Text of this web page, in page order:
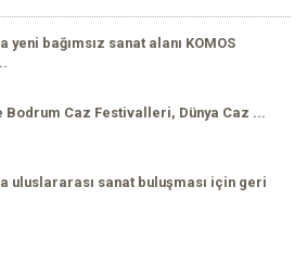
yeni bağımsız sanat alanı KOMOS
Bodrum Caz Festivalleri, Dünya Caz ...
uluslararası sanat buluşması için geri